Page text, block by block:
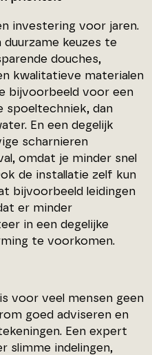
investering voor jaren.
keuzes te
douches,
kwalitatieve materialen
bijvoorbeeld voor een
spoeltechniek, dan
En een degelijk
scharnieren
omdat je minder snel
de installatie zelf kun
bijvoorbeeld leidingen
er minder
in een degelijke
te voorkomen.
voor veel mensen geen
goed adviseren en
Een expert
slimme indelingen,